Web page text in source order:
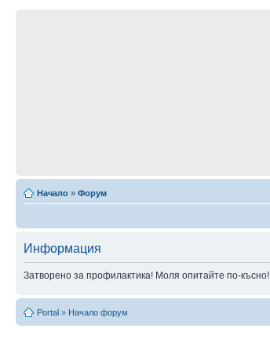
Начало » Форум
Информация
Затворено за профилактика! Моля опитайте по-късно!
Portal » Начало форум